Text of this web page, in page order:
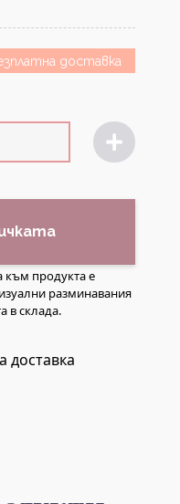
доставка
към продукта е
разминавания
в склада.
доставка